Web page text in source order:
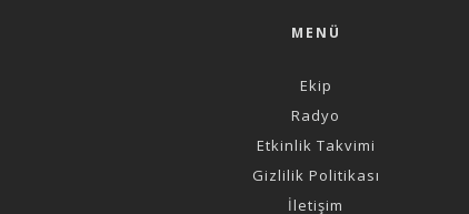
MENÜ
Ekip
Radyo
Etkinlik Takvimi
Gizlilik Politikası
İletişim